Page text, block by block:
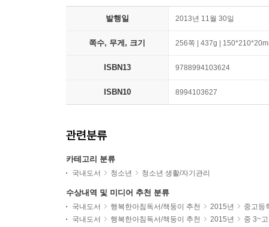
발행일 2013년 11월 30일
쪽수, 무게, 크기 256쪽 | 437g |
ISBN13 9788994103624
ISBN10 8994103627
관련분류
카테고리 분류
국내도서 청소년 청소년 생활/자기관리
수상내역 및 미디어 추천 분류
국내도서 행복한아침독서/책둥이 추천 2015년
중고등
국내도서
행복한아침독서/책둥이 추천 2015년
중 3~